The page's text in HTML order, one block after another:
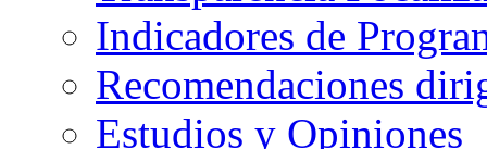
Indicadores de
Recomendaciones
Estudios y Opiniones